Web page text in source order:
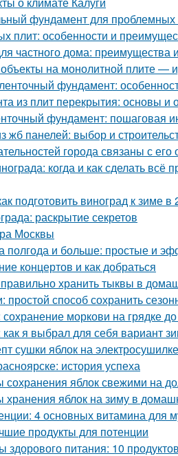
фундамент для проблемных
плит: особенности и
частного дома: преимущества
на монолитной плите —
фундамент:
из плит перекрытия: основы и
фундамент: пошаговая
жб панелей: выбор и
города связаны с
когда и как сделать всё
подготовить виноград к зиме в
раскрытие секретов
Москвы
полгода и больше: простые и
концертов и как добраться
хранить тыквы в
способ сохранить
моркови на грядке
я выбрал для себя вариант
сушки яблок на электросушилке
история успеха
яблок свежими на
яблок на зиму в
4 основных витамина для
продукты для потенции
здорового питания: 10